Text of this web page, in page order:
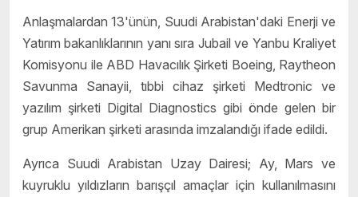
Anlaşmalardan 13'ünün, Suudi Arabistan'daki Enerji ve
Yatırım bakanlıklarının yanı sıra Jubail ve Yanbu Kraliyet
Komisyonu ile ABD Havacılık Şirketi Boeing, Raytheon
Savunma Sanayii, tıbbi cihaz şirketi Medtronic ve
yazılım şirketi Digital Diagnostics gibi önde gelen bir
grup Amerikan şirketi arasında imzalandığı ifade edildi.
Ayrıca Suudi Arabistan Uzay Dairesi; Ay, Mars ve
kuyruklu yıldızların barışçıl amaçlar için kullanılmasını